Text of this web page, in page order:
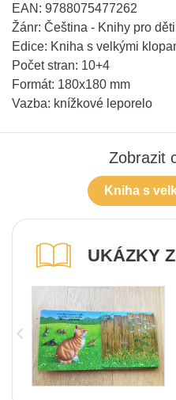
EAN: 9788075477262
Žánr: Čeština - Knihy pro děti
Edice: Kniha s velkými
Počet stran: 10+4
Formát: 180x180 mm
Vazba: knížkové leporelo
Zobrazit
Kniha s
UKÁZKY